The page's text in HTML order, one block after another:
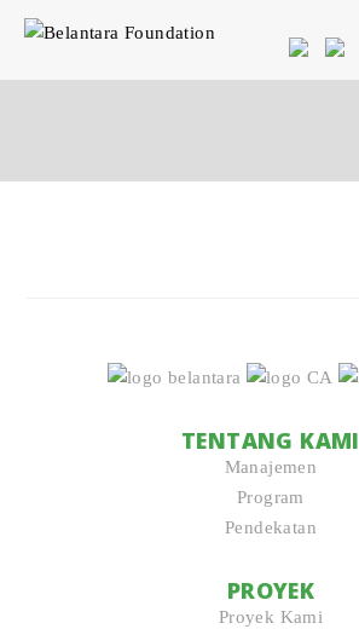
TENTANG KAMI
Manajemen
Program
Pendekatan
PROYEK
Proyek Kami